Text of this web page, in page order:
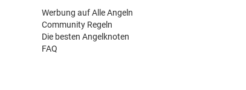
Werbung auf Alle Angeln
Community Regeln
Die besten Angelknoten
FAQ